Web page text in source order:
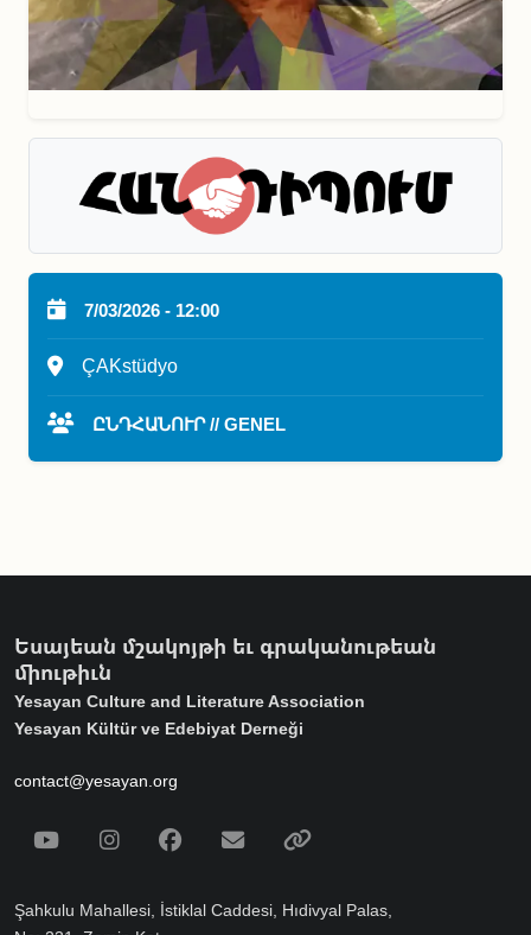
7/03/2026 - 12:00
ÇAKstüdyo
ԸՆԴՀԱՆՈՒՐ // GENEL
Եսայեան մշակոյթի եւ գրականութեան
միութիւն
Yesayan Culture and Literature Association
Yesayan Kültür ve Edebiyat Derneği
contact@yesayan.org
Social Media
YoutubeInstagramFacebook
Email
Şahkulu Mahallesi, İstiklal Caddesi, Hıdivyal Palas,